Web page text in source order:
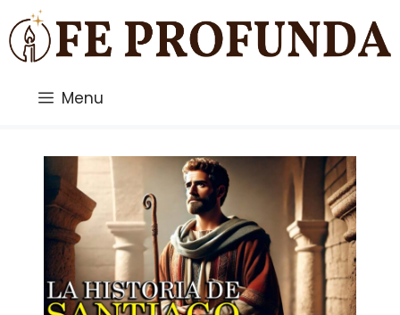
Saltar
al
contenido
Menu